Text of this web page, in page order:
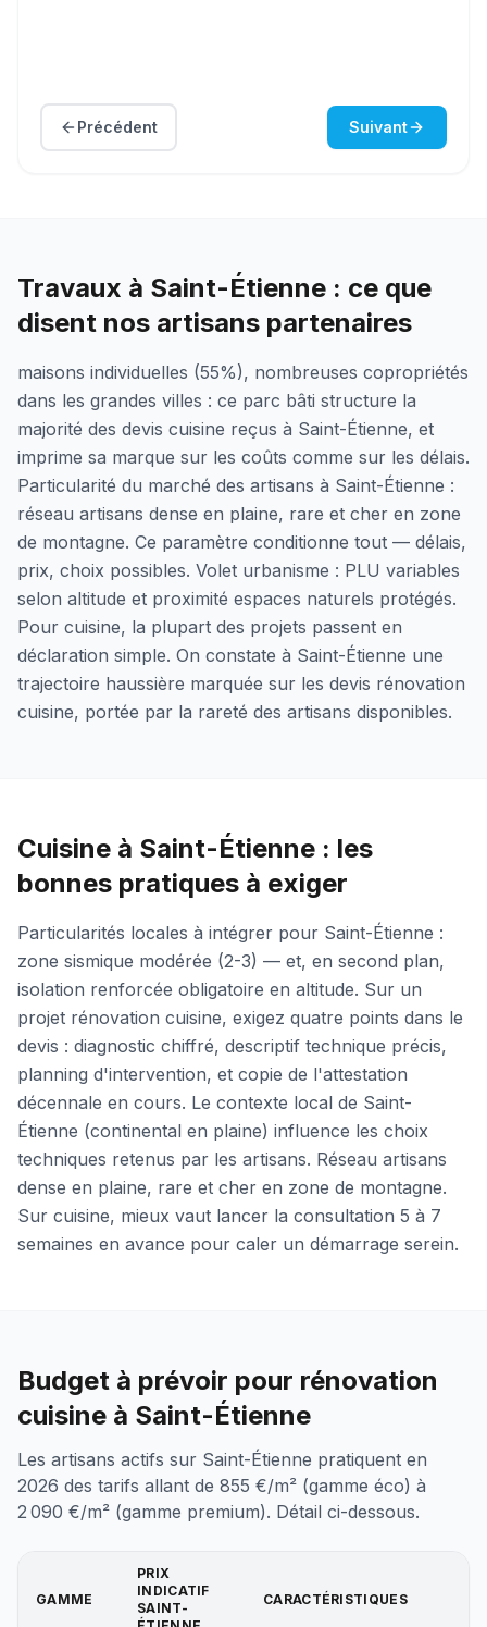
Précédent Suivant
Travaux à Saint-Étienne : ce que
disent nos artisans partenaires
maisons individuelles (55%), nombreuses copropriétés
dans les grandes villes : ce parc bâti structure la
majorité des devis cuisine reçus à Saint-Étienne, et
imprime sa marque sur les coûts comme sur les délais.
Particularité du marché des artisans à Saint-Étienne :
réseau artisans dense en plaine, rare et cher en zone
de montagne. Ce paramètre conditionne tout — délais,
prix, choix possibles. Volet urbanisme : PLU variables
selon altitude et proximité espaces naturels protégés.
Pour cuisine, la plupart des projets passent en
déclaration simple. On constate à Saint-Étienne une
trajectoire haussière marquée sur les devis rénovation
cuisine, portée par la rareté des artisans disponibles.
Cuisine à Saint-Étienne : les
bonnes pratiques à exiger
Particularités locales à intégrer pour Saint-Étienne :
zone sismique modérée (2-3) — et, en second plan,
isolation renforcée obligatoire en altitude. Sur un
projet rénovation cuisine, exigez quatre points dans le
devis : diagnostic chiffré, descriptif technique précis,
planning d'intervention, et copie de l'attestation
décennale en cours. Le contexte local de Saint-
Étienne (continental en plaine) influence les choix
techniques retenus par les artisans. Réseau artisans
dense en plaine, rare et cher en zone de montagne.
Sur cuisine, mieux vaut lancer la consultation 5 à 7
semaines en avance pour caler un démarrage serein.
Budget à prévoir pour rénovation
cuisine à Saint-Étienne
Les artisans actifs sur Saint-Étienne pratiquent en
2026 des tarifs allant de 855 €/m² (gamme éco) à
2 090 €/m² (gamme premium). Détail ci-dessous.
GAMME
PRIX
INDICATIF
SAINT-
CARACTÉRISTIQUES